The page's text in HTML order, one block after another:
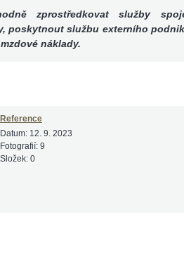
zprostředkovat služby
poskytnout službu externího
náklady.
Reference
Datum: 12. 9. 2023
Fotografií: 9
Složek: 0